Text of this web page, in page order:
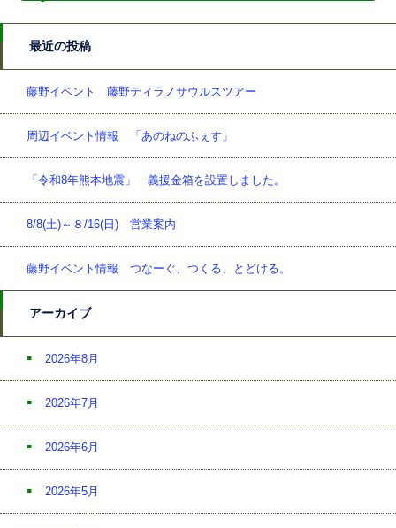
最近の投稿
藤野イベント 藤野ティラノサウルスツアー
周辺イベント情報 「あのねのふぇす」
「令和8年熊本地震」 義援金箱を設置しました。
8/8(土)～８/16(日) 営業案内
藤野イベント情報 つなーぐ、つくる、とどける。
アーカイブ
2026年8月
2026年7月
2026年6月
2026年5月